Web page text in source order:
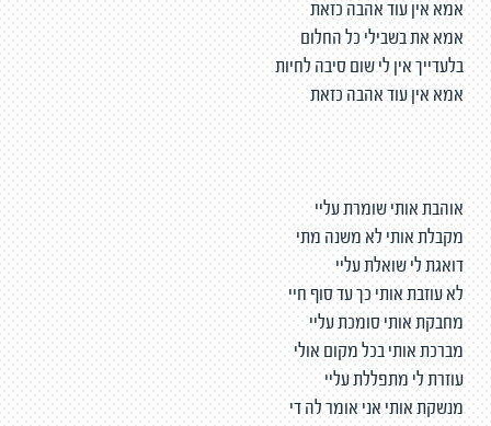
אמא אין עוד אהבה כזאת
אמא את בשבילי כל החלום
בלעדייך אין לי שום סיבה לחיות
אמא אין עוד אהבה כזאת
אוהבת אותי שומרת עליי
מקבלת אותי לא משנה מתי
דואגת לי שואלת עליי
לא עוזבת אותי כך עד סוף חיי
מחבקת אותי סומכת עליי
מברכת אותי בכל מקום אולי
עוזרת לי מתפללת עליי
מנשקת אותי אני אומר לה די